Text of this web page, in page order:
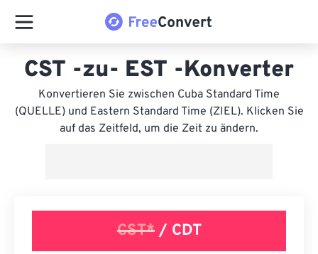
CST -zu- EST -Konverter
Konvertieren Sie zwischen Cuba Standard Time
(QUELLE) und Eastern Standard Time (ZIEL). Klicken Sie
auf das Zeitfeld, um die Zeit zu ändern.
CST*/ CDT